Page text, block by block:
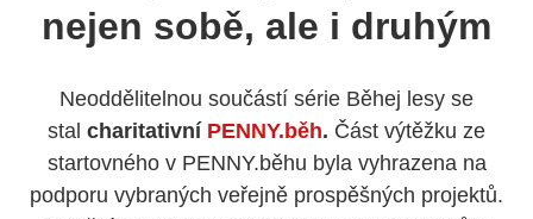
nejen sobě, ale i druhým
Neoddělitelnou součástí série Běhej lesy se
stal charitativní PENNY.běh. Část výtěžku ze
startovného v PENNY.běhu byla vyhrazena na
podporu vybraných veřejně prospěšných projektů.